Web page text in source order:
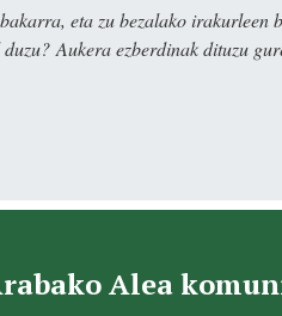
eta zu bezalako irakurleen
Aukera ezberdinak dituzu
Alea